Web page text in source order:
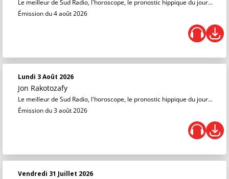
Le meilleur de Sud Radio, l'horoscope, le pronostic hippique du jour...
Émission du 4 août 2026
Lundi 3 Août 2026
Jon Rakotozafy
Le meilleur de Sud Radio, l'horoscope, le pronostic hippique du jour...
Émission du 3 août 2026
Vendredi 31 Juillet 2026